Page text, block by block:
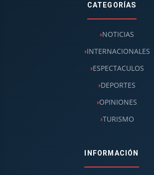
CATEGORÍAS
NOTICIAS
INTERNACIONALES
ESPECTACULOS
DEPORTES
OPINIONES
TURISMO
INFORMACIÓN